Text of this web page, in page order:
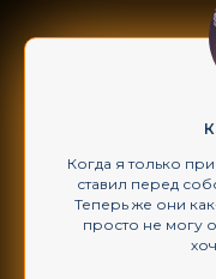
Когда я только
ставил перед
Теперь же они
просто не могу